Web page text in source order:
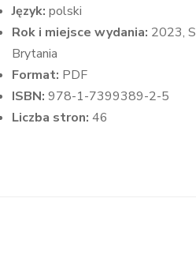
Język: polski
Rok i miejsce wydania: 2023,
Brytania
Format: PDF
ISBN: 978-1-7399389-2-5
Liczba stron: 46